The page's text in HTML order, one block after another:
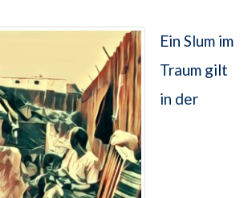
Ein Slum im
Traum gilt
in der